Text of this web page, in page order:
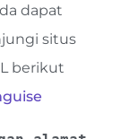
dapat
situs
berikut